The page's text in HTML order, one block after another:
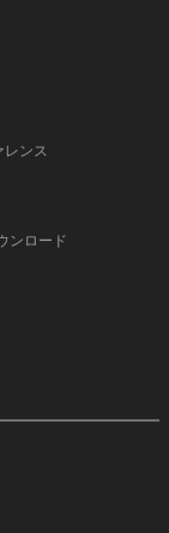
レンス
ンロード